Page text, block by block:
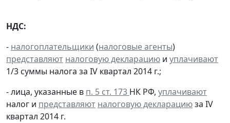
НДС:
- налогоплательщики (налоговые агенты)
представляют налоговую декларацию и уплачивают
1/3 суммы налога за IV квартал 2014 г.;
- лица, указанные в п. 5 ст. 173 НК РФ, уплачивают
налог и представляют налоговую декларациюза IV
квартал 2014 г.